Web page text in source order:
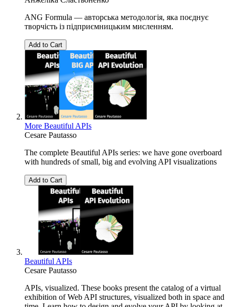
ANG Formula — авторська методологія, яка поєднує
творчість із підприємницьким мисленням.
Add to Cart
More Beautiful APIs
Cesare Pautasso
The complete Beautiful APIs series: we have gone overboard
with hundreds of small, big and evolving API visualizations
Add to Cart
Beautiful APIs
Cesare Pautasso
APIs, visualized. These books present the catalog of a virtual
exhibition of Web API structures, visualized both in space and